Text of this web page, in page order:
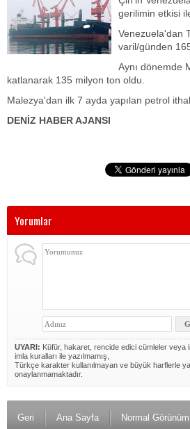
gerilimin etkisi
Venezuela'dan
varil/günden
Aynı dönemde
katlanarak 135 milyon ton oldu.
Malezya'dan ilk 7 ayda yapılan petrol
DENİZ HABER AJANSI
Yorumlar
UYARI: Küfür, hakaret, rencide edici cümleler veya
imla kuralları ile yazılmamış,
Türkçe karakter kullanılmayan ve büyük harflerle
onaylanmamaktadır.
Geri Ana Sayfa Normal Görünüm